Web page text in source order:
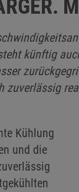
künftig
zuverlässig
Kühlung
und die